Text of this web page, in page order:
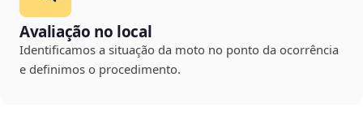
Avaliação no local
Identificamos a situação da moto no ponto da ocorrência
e definimos o procedimento.